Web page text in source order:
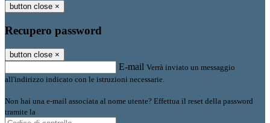
button close ×
Recupero password
button close ×
E-mail Verrà inviato un messaggio
all'indirizzo indicato con le istruzioni necessarie.
Non hai una e-mail associata al nome utente? Effettua il reset della password
tramite la